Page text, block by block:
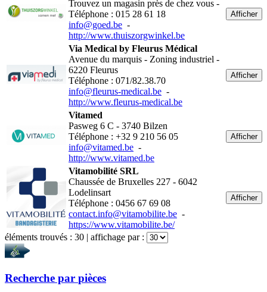
Trouvez un magasin près de chez vous -
Téléphone : 015 28 61 18
info@goed.be -
http://www.thuiszorgwinkel.be
Afficher
Via Medical by Fleurus Médical
Avenue du marquis - Zoning industriel -
6220 Fleurus
Téléphone : 071/82.38.70
info@fleurus-medical.be -
http://www.fleurus-medical.be
Afficher
Vitamed
Pasweg 6 C - 3740 Bilzen
Téléphone : +32 9 210 56 05
info@vitamed.be -
http://www.vitamed.be
Afficher
Vitamobilité SRL
Chaussée de Bruxelles 227 - 6042
Lodelinsart
Téléphone : 0456 67 69 08
contact.info@vitamobilite.be -
https://www.vitamobilite.be/
Afficher
éléments trouvés : 30 | affichage par :
Recherche par pièces